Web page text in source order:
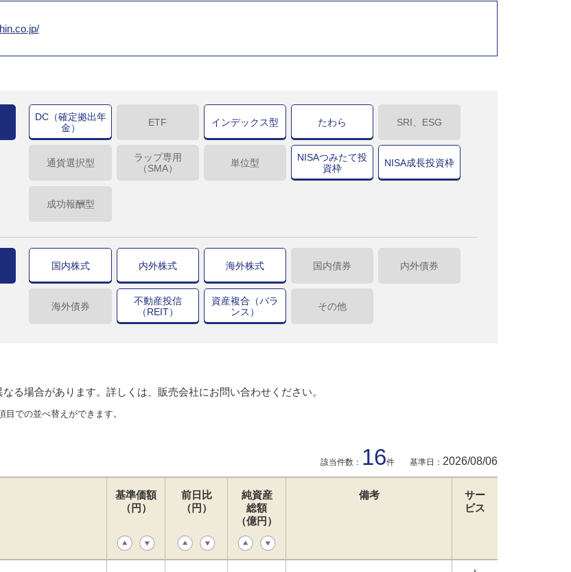
DC（確定拠出年
金）
ETF インデックス型 たわら SRI、ESG
通貨選択型
ラップ専用
（SMA）
単位型
NISAつみたて投
資枠
NISA成長投資枠
成功報酬型
国内株式 内外株式 海外株式 国内債券 内外債券
海外債券
不動産投信
（REIT）
資産複合（バラ
ンス）
その他
る場合があります。詳しくは、販売会社にお問い合わせください。
目での並べ替えができます。
該当件数： 16件 基準日： 2026/08/06
基準価額
（円）
前日比
（円）
純資産
総額
（億円）
備考
サー
ビス